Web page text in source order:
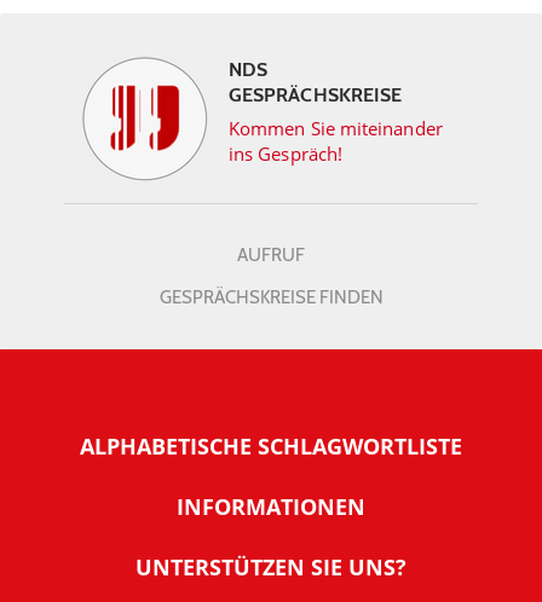
NDS
GESPRÄCHSKREISE
Kommen Sie miteinander
ins Gespräch!
AUFRUF
GESPRÄCHSKREISE FINDEN
ALPHABETISCHE SCHLAGWORTLISTE
INFORMATIONEN
Warum NachDenkSeiten
UNTERSTÜTZEN SIE UNS?